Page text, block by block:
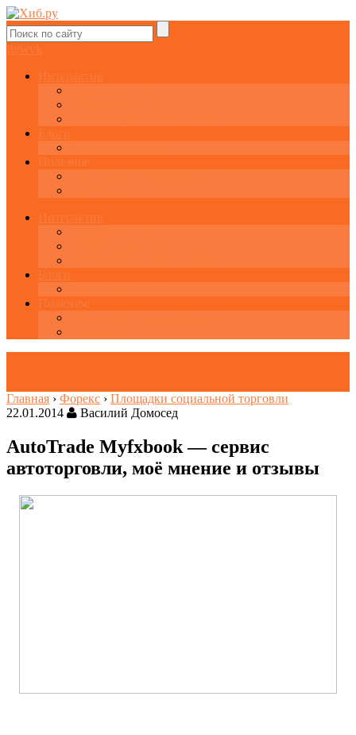
fbtw vk
Интерактив
Блоги
Полезное
Интерактив
Блоги
Полезное
Главная › Форекс › Площадки социальной торговли
22.01.2014
Василий Домосед
AutoTrade Myfxbook — сервис
автоторговли, моё мнение и отзывы